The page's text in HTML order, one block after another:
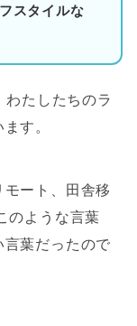
スタイルな
わたしたちのラ
す。
ート、田舎移
のような言葉
葉だったので